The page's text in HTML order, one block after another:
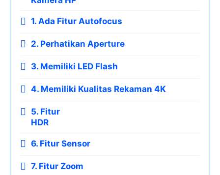
1. Ada Fitur Autofocus
2. Perhatikan Aperture
3. Memiliki LED Flash
4. Memiliki Kualitas Rekaman 4K
5. Fitur
HDR
6. Fitur Sensor
7. Fitur Zoom